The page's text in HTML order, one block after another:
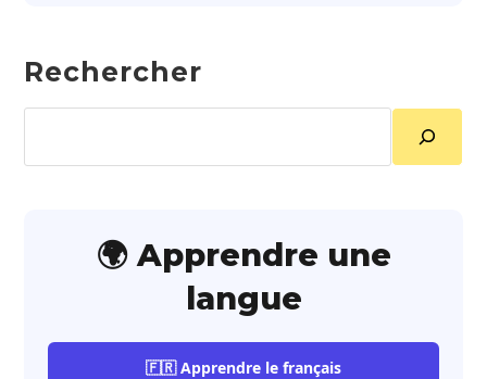
Rechercher
🌍 Apprendre une
langue
🇫🇷 Apprendre le français